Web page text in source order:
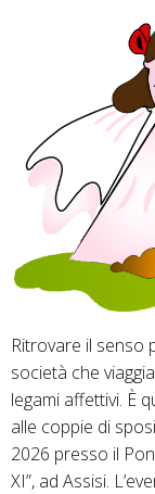
Ritrovare il senso
società che
legami affettivi. È
alle coppie di
2026 presso il
XI”, ad Assisi.